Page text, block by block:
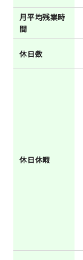
月平均残業時
間
休日数
休日休暇